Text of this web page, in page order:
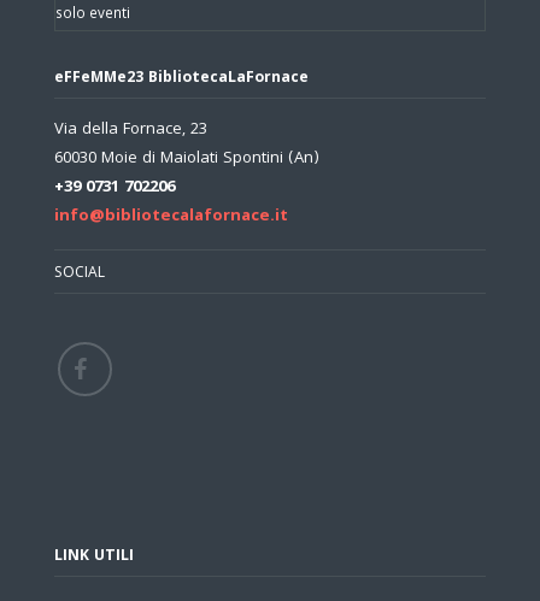
solo eventi
eFFeMMe23 BibliotecaLaFornace
Via della Fornace, 23
60030 Moie di Maiolati Spontini (An)
+39 0731 702206
info@bibliotecalafornace.it
SOCIAL
LINK UTILI